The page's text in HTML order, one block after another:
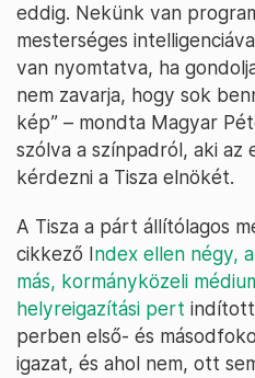
eddig. Nekünk van
mesterséges
van nyomtatva, ha
nem zavarja, hogy sok
kép” – mondta Magyar
szólva a színpadról, aki
kérdezni a Tisza elnökét.
A Tisza a párt állítólagos
cikkező Index ellen négy,
más, kormányközeli
helyreigazítási pert
perben első- és
igazat, és ahol nem, ott